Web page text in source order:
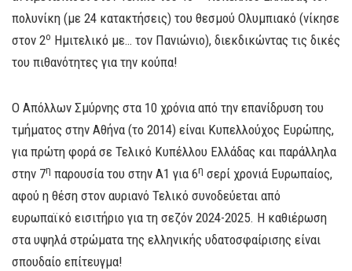
πολυνίκη (με 24 κατακτήσεις) του θεσμού Ολυμπιακό (νίκησε
στον 2ο Ημιτελικό με… τον Πανιώνιο), διεκδικώντας τις δικές
του πιθανότητες για την κούπα!
Ο Απόλλων Σμύρνης στα 10 χρόνια από την επανίδρυση του
τμήματος στην Αθήνα (το 2014) είναι Κυπελλούχος Ευρώπης,
για πρώτη φορά σε Τελικό Κυπέλλου Ελλάδας και παράλληλα
στην 7η παρουσία του στην Α1 για 6η σερί χρονιά Ευρωπαίος,
αφού η θέση στον αυριανό Τελικό συνοδεύεται από
ευρωπαϊκό εισιτήριο για τη σεζόν 2024-2025. Η καθιέρωση
στα υψηλά στρώματα της ελληνικής υδατοσφαίρισης είναι
σπουδαίο επίτευγμα!